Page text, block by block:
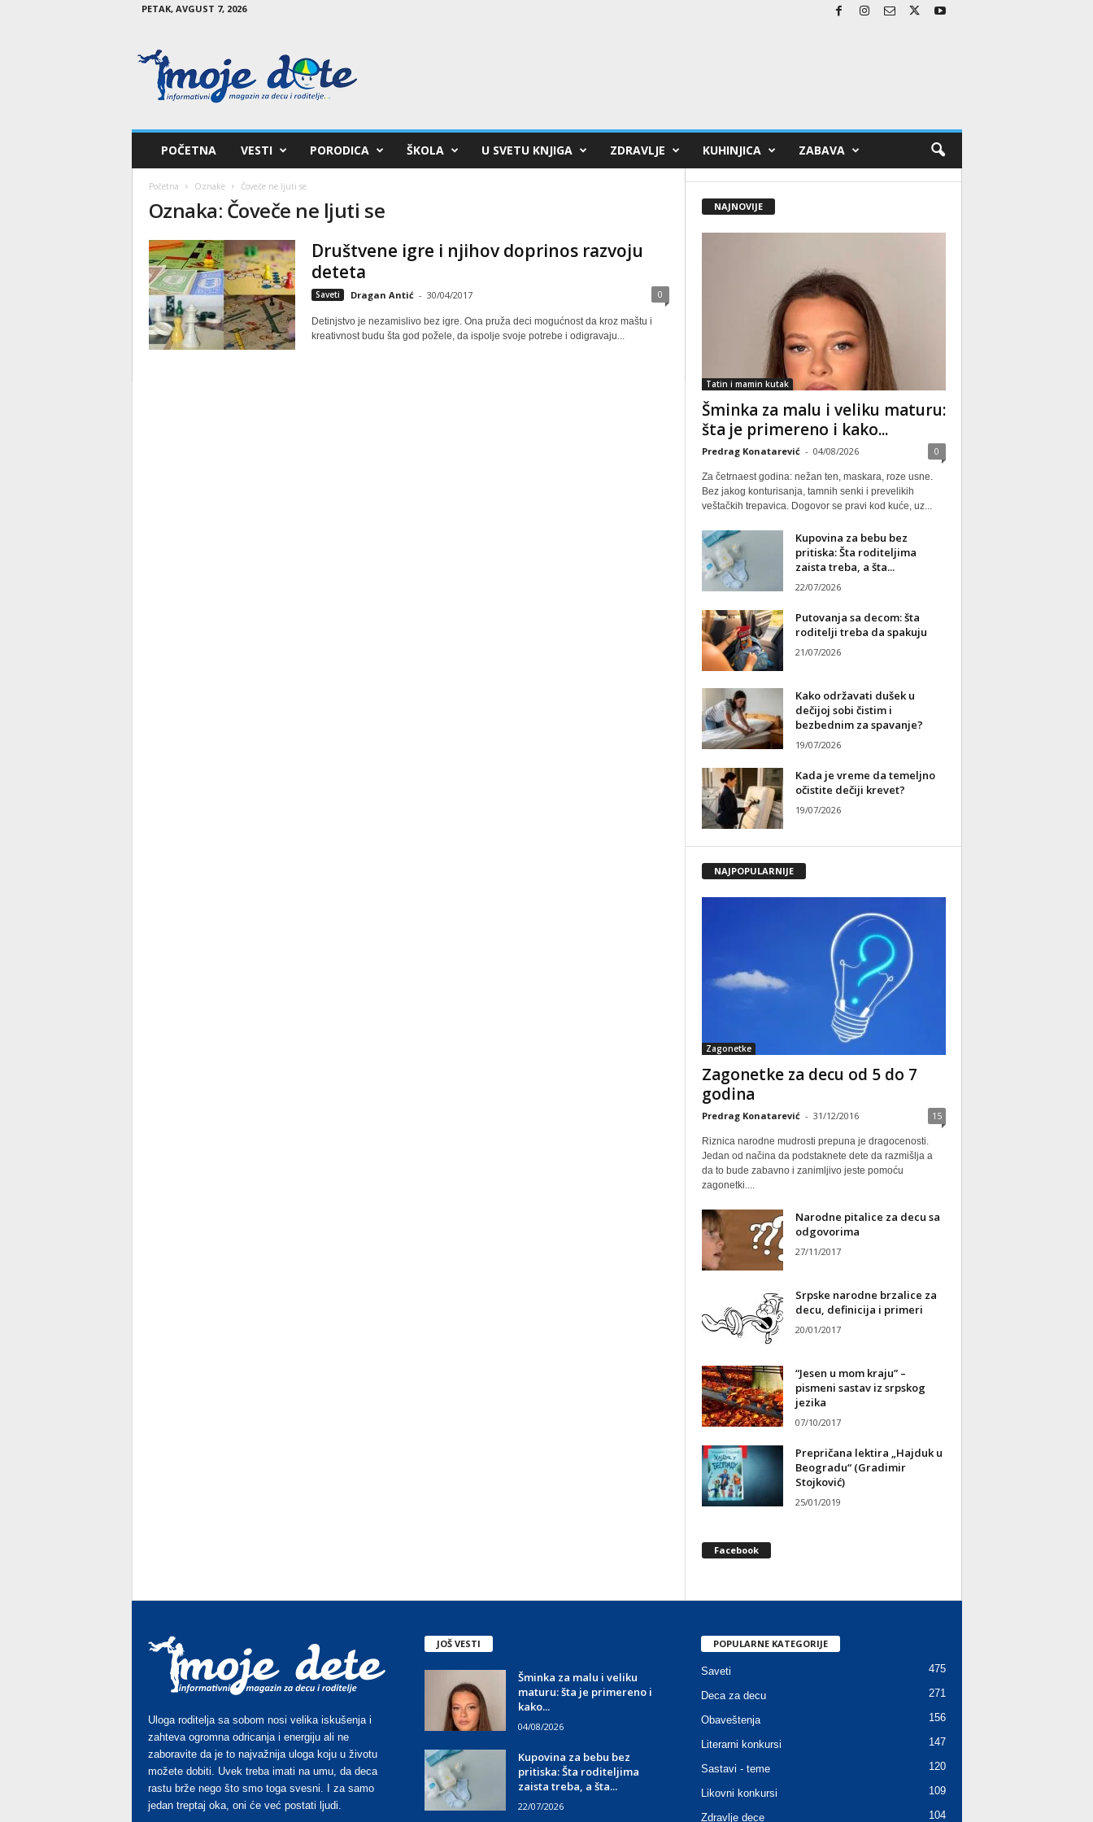
PETAK, AVGUST 7, 2026
o
POČETNA VESTI PORODICA ŠKOLA U SVETU KNJIGA ZDRAVLJE KUHINJICA ZABAVA
Početna Oznake Čoveče ne ljuti se
Oznaka: Čoveče ne ljuti se
Društvene igre i njihov doprinos razvoju
deteta
Saveti Dragan Antić - 30/04/2017 0
Detinjstvo je nezamislivo bez igre. Ona pruža deci mogućnost da kroz maštu i
kreativnost budu šta god požele, da ispolje svoje potrebe i odigravaju...
NAJNOVIJE
Tatin i mamin kutak
Šminka za malu i veliku maturu:
šta je primereno i kako...
Predrag Konatarević - 04/08/2026 0
Za četrnaest godina: nežan ten, maskara, roze usne.
Bez jakog konturisanja, tamnih senki i prevelikih
veštačkih trepavica. Dogovor se pravi kod kuće, uz...
Kupovina za bebu bez
pritiska: Šta roditeljima
zaista treba, a šta...
22/07/2026
Putovanja sa decom: šta
roditelji treba da spakuju
21/07/2026
Kako održavati dušek u
dečijoj sobi čistim i
bezbednim za spavanje?
19/07/2026
Kada je vreme da temeljno
očistite dečiji krevet?
19/07/2026
NAJPOPULARNIJE
Zagonetke
Zagonetke za decu od 5 do 7
godina
Predrag Konatarević - 31/12/2016 15
Riznica narodne mudrosti prepuna je dragocenosti.
Jedan od načina da podstaknete dete da razmišlja a
da to bude zabavno i zanimljivo jeste pomoću
zagonetki....
Narodne pitalice za decu sa
odgovorima
27/11/2017
Srpske narodne brzalice za
decu, definicija i primeri
20/01/2017
“Jesen u mom kraju” –
pismeni sastav iz srpskog
jezika
07/10/2017
Prepričana lektira „Hajduk u
Beogradu“ (Gradimir
Stojković)
25/01/2019
Facebook
Uloga roditelja sa sobom nosi velika iskušenja i
zahteva ogromna odricanja i energiju ali ne
zaboravite da je to najvažnija uloga koju u životu
možete dobiti. Uvek treba imati na umu, da deca
rastu brže nego što smo toga svesni. I za samo
jedan treptaj oka, oni će već postati ljudi.
JOŠ VESTI
Šminka za malu i veliku
maturu: šta je primereno i
kako...
04/08/2026
Kupovina za bebu bez
pritiska: Šta roditeljima
zaista treba, a šta...
22/07/2026
POPULARNE KATEGORIJE
Saveti 475
Deca za decu 271
Obaveštenja 156
Literarni konkursi 147
Sastavi - teme 120
Likovni konkursi 109
Zdravlje dece 104